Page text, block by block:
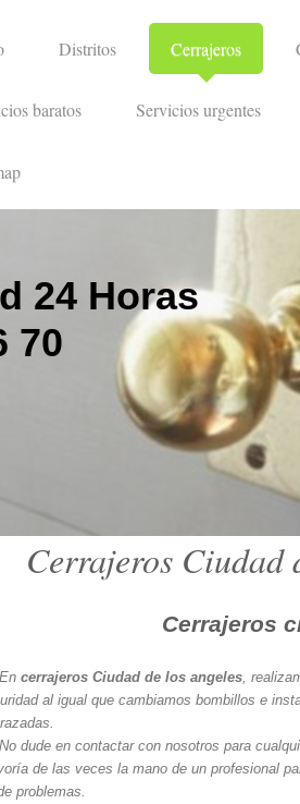
Distritos Cerrajeros
baratos Servicios urgentes
24 Horas
70
Ciudad
Cerrajeros
Encerrajeros Ciudad de los angeles ,
al igual que cambiamos bombillos e
No dude en contactar con nosotros para
de las veces la mano de un profesional
problemas.